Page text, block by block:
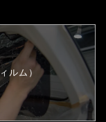
ルム）